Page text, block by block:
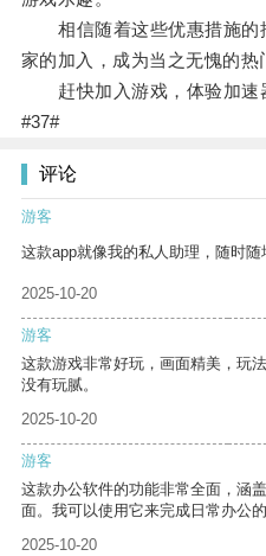
相信随着这些优惠措施的
家的加入，成为当之无愧的热
赶快加入游戏，体验加速
#37#
评论
游客
这款app就像我的私人助理，随时随
2025-10-20
游客
这款游戏非常好玩，画面精美，玩
没有玩腻。
2025-10-20
游客
这款办公软件的功能非常全面，涵
面。我可以使用它来完成日常办公
2025-10-20